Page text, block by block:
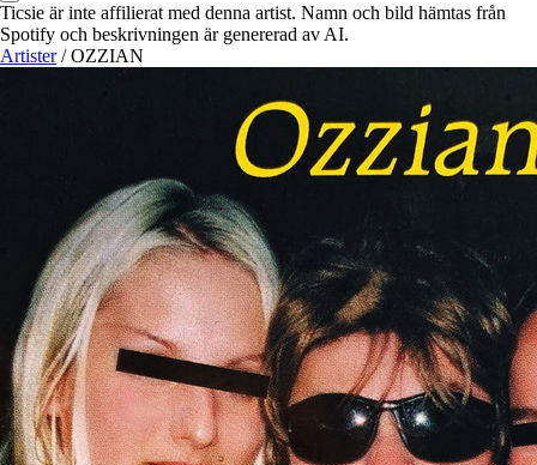
Ticsie är inte affilierat med denna artist. Namn och bild hämtas från
Spotify och beskrivningen är genererad av AI.
Artister / OZZIAN